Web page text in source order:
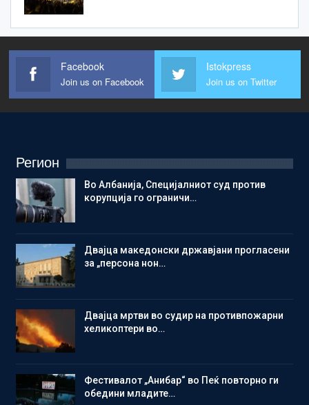
Facebook
Join us on Facebook
Istokpress
Join us on Twitter
Регион
Во Албанија, Специјалниот суд против
корупција го ограничи…
Двајца македонски државјани прогласени
за „персона нон…
Двајца мртви во судир на противпожарни
хеликоптери во…
Фестивалот „Анибар“ во Пеќ повторно ги
обедини младите…